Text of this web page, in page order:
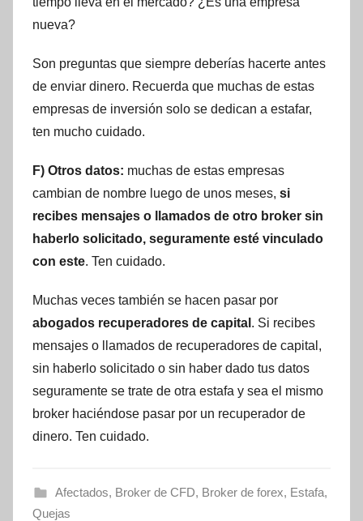
nueva?
Son preguntas que siempre deberías hacerte antes
de enviar dinero. Recuerda que muchas de estas
empresas de inversión solo se dedican a estafar,
ten mucho cuidado.
F) Otros datos: muchas de estas empresas
cambian de nombre luego de unos meses, si
recibes mensajes o llamados de otro broker sin
haberlo solicitado, seguramente esté vinculado
con este. Ten cuidado.
Muchas veces también se hacen pasar por
abogados recuperadores de capital . Si recibes
mensajes o llamados de recuperadores de capital,
sin haberlo solicitado o sin haber dado tus datos
seguramente se trate de otra estafa y sea el mismo
broker haciéndose pasar por un recuperador de
dinero. Ten cuidado.
Afectados, Broker de CFD, Broker de forex, Estafa,
Quejas